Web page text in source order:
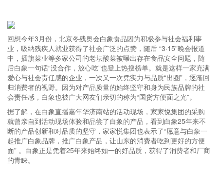
回想今年3月份，北京冬残奥会白象食品因为积极参与社会福利事
业，吸纳残疾人就业获得了社会广泛的点赞，随后 “3·15”晚会报道
中，插旗菜业等多家公司的老坛酸菜被曝出存在食品安全问题，随
后白象一句话“没合作，放心吃”也登上热搜榜单。就是这样一家充满
爱心与社会责任感的企业，一次又一次凭实力与品质“出圈”，逐渐回
归消费者的视野。因为对产品质量的始终坚守和身为民族品牌的社
会责任感，白象也被广大网友们亲切的称为“国货方便面之光”。
据了解，在白象直播嘉年华济南站的活动现场，家家悦集团的采购
就曾亲自到活动现场体验和品尝了白象的产品，看到白象25年来不
断的产品创新和对品质的坚守，家家悦集团也表示了“愿意与白象一
起推广白象品牌，推广白象产品，让山东的消费者吃到更好的方便
面” 。白象正是凭着25年来始终如一的好品质，获得了消费者和厂商
的青睐。